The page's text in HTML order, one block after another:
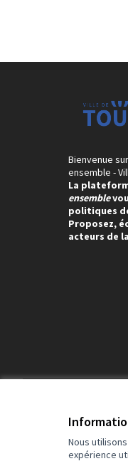
Nous
expérience
Bienvenue
ensemble -
La
ensemble
politiques
Proposez,
acteurs de